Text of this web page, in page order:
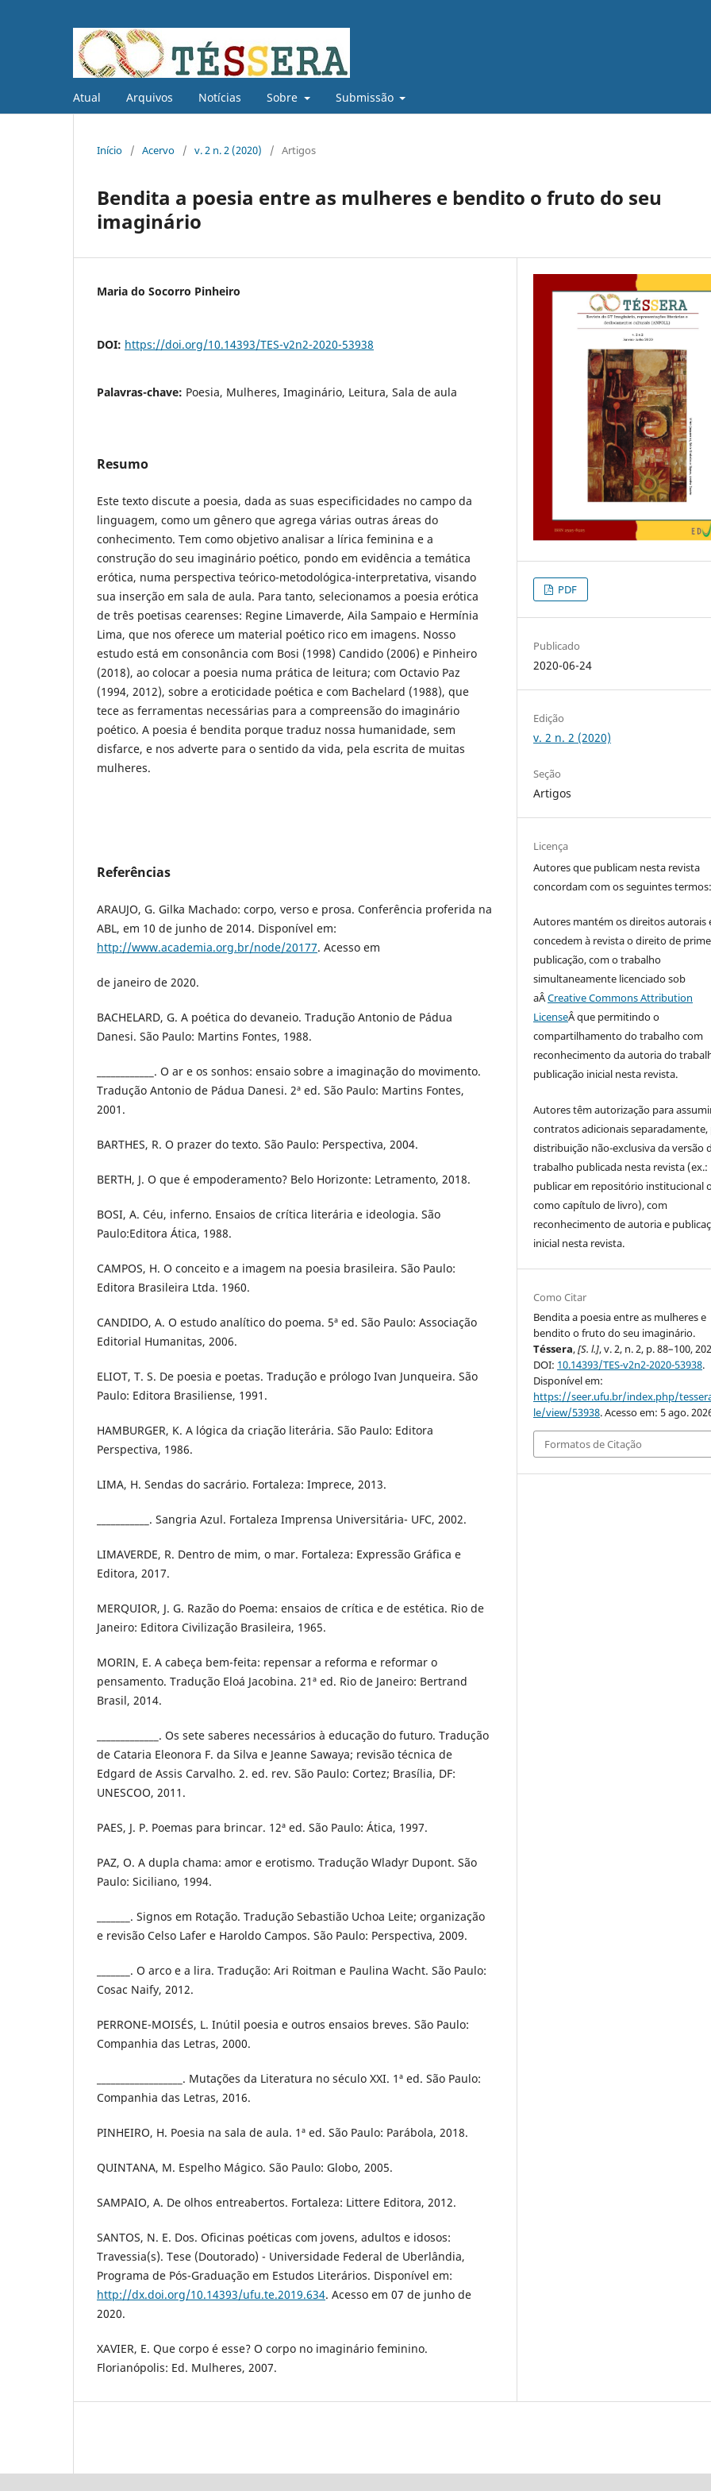
Atual Arquivos Notícias Sobre Submissão
Início / Acervo / v. 2 n. 2 (2020) / Artigos
Bendita a poesia entre as mulheres e bendito o fruto do seu
imaginário
Maria do Socorro Pinheiro
DOI: https://doi.org/10.14393/TES-v2n2-2020-53938
Palavras-chave: Poesia, Mulheres, Imaginário, Leitura, Sala de aula
Resumo
Este texto discute a poesia, dada as suas especificidades no campo da
linguagem, como um gênero que agrega várias outras áreas do
conhecimento. Tem como objetivo analisar a lírica feminina e a
construção do seu imaginário poético, pondo em evidência a temática
erótica, numa perspectiva teórico-metodológica-interpretativa, visando
sua inserção em sala de aula. Para tanto, selecionamos a poesia erótica
de três poetisas cearenses: Regine Limaverde, Aila Sampaio e Hermínia
Lima, que nos oferece um material poético rico em imagens. Nosso
estudo está em consonância com Bosi (1998) Candido (2006) e Pinheiro
(2018), ao colocar a poesia numa prática de leitura; com Octavio Paz
(1994, 2012), sobre a eroticidade poética e com Bachelard (1988), que
tece as ferramentas necessárias para a compreensão do imaginário
poético. A poesia é bendita porque traduz nossa humanidade, sem
disfarce, e nos adverte para o sentido da vida, pela escrita de muitas
mulheres.
Referências
ARAUJO, G. Gilka Machado: corpo, verso e prosa. Conferência proferida na
ABL, em 10 de junho de 2014. Disponível em:
http://www.academia.org.br/node/20177. Acesso em
de janeiro de 2020.
BACHELARD, G. A poética do devaneio. Tradução Antonio de Pádua
Danesi. São Paulo: Martins Fontes, 1988.
____________. O ar e os sonhos: ensaio sobre a imaginação do movimento.
Tradução Antonio de Pádua Danesi. 2ª ed. São Paulo: Martins Fontes,
2001.
BARTHES, R. O prazer do texto. São Paulo: Perspectiva, 2004.
BERTH, J. O que é empoderamento? Belo Horizonte: Letramento, 2018.
BOSI, A. Céu, inferno. Ensaios de crítica literária e ideologia. São
Paulo:Editora Ática, 1988.
CAMPOS, H. O conceito e a imagem na poesia brasileira. São Paulo:
Editora Brasileira Ltda. 1960.
CANDIDO, A. O estudo analítico do poema. 5ª ed. São Paulo: Associação
Editorial Humanitas, 2006.
ELIOT, T. S. De poesia e poetas. Tradução e prólogo Ivan Junqueira. São
Paulo: Editora Brasiliense, 1991.
HAMBURGER, K. A lógica da criação literária. São Paulo: Editora
Perspectiva, 1986.
LIMA, H. Sendas do sacrário. Fortaleza: Imprece, 2013.
___________. Sangria Azul. Fortaleza Imprensa Universitária- UFC, 2002.
LIMAVERDE, R. Dentro de mim, o mar. Fortaleza: Expressão Gráfica e
Editora, 2017.
MERQUIOR, J. G. Razão do Poema: ensaios de crítica e de estética. Rio de
Janeiro: Editora Civilização Brasileira, 1965.
MORIN, E. A cabeça bem-feita: repensar a reforma e reformar o
pensamento. Tradução Eloá Jacobina. 21ª ed. Rio de Janeiro: Bertrand
Brasil, 2014.
_____________. Os sete saberes necessários à educação do futuro. Tradução
de Cataria Eleonora F. da Silva e Jeanne Sawaya; revisão técnica de
Edgard de Assis Carvalho. 2. ed. rev. São Paulo: Cortez; Brasília, DF:
UNESCOO, 2011.
PAES, J. P. Poemas para brincar. 12ª ed. São Paulo: Ática, 1997.
PAZ, O. A dupla chama: amor e erotismo. Tradução Wladyr Dupont. São
Paulo: Siciliano, 1994.
_______. Signos em Rotação. Tradução Sebastião Uchoa Leite; organização
e revisão Celso Lafer e Haroldo Campos. São Paulo: Perspectiva, 2009.
_______. O arco e a lira. Tradução: Ari Roitman e Paulina Wacht. São Paulo:
Cosac Naify, 2012.
PERRONE-MOISÉS, L. Inútil poesia e outros ensaios breves. São Paulo:
Companhia das Letras, 2000.
__________________. Mutações da Literatura no século XXI. 1ª ed. São Paulo:
Companhia das Letras, 2016.
PINHEIRO, H. Poesia na sala de aula. 1ª ed. São Paulo: Parábola, 2018.
QUINTANA, M. Espelho Mágico. São Paulo: Globo, 2005.
SAMPAIO, A. De olhos entreabertos. Fortaleza: Littere Editora, 2012.
SANTOS, N. E. Dos. Oficinas poéticas com jovens, adultos e idosos:
Travessia(s). Tese (Doutorado) - Universidade Federal de Uberlândia,
Programa de Pós-Graduação em Estudos Literários. Disponível em:
http://dx.doi.org/10.14393/ufu.te.2019.634. Acesso em 07 de junho de
2020.
XAVIER, E. Que corpo é esse? O corpo no imaginário feminino.
Florianópolis: Ed. Mulheres, 2007.
PDF
Publicado
2020-06-24
Edição
v. 2 n. 2 (2020)
Seção
Artigos
Licença
Autores que publicam nesta revista
concordam com os seguintes termos:
Autores mantém os direitos autorais
concedem à revista o direito de
publicação, com o trabalho
simultaneamente licenciado sob
aÂCreative Commons Attribution
LicenseÂ que permitindo o
compartilhamento do trabalho com
reconhecimento da autoria do
publicação inicial nesta revista.
Autores têm autorização para
contratos adicionais separadamente,
distribuição não-exclusiva da versão
trabalho publicada nesta revista (ex.:
publicar em repositório institucional
como capítulo de livro), com
reconhecimento de autoria e
inicial nesta revista.
Como Citar
Bendita a poesia entre as mulheres e
bendito o fruto do seu imaginário.
Téssera,[S. l.], v. 2, n. 2, p. 88–100,
DOI: 10.14393/TES-v2n2-2020-53938.
Disponível em:
https://seer.ufu.br/index.php/
le/view/53938. Acesso em: 5 ago.
Formatos de Citação